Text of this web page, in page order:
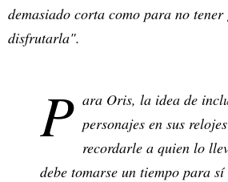
demasiado corta como para no tener
disfrutarla".
P ara Oris, la idea de
personajes en sus
recordarle a quien lo
debe tomarse un tiempo para sí